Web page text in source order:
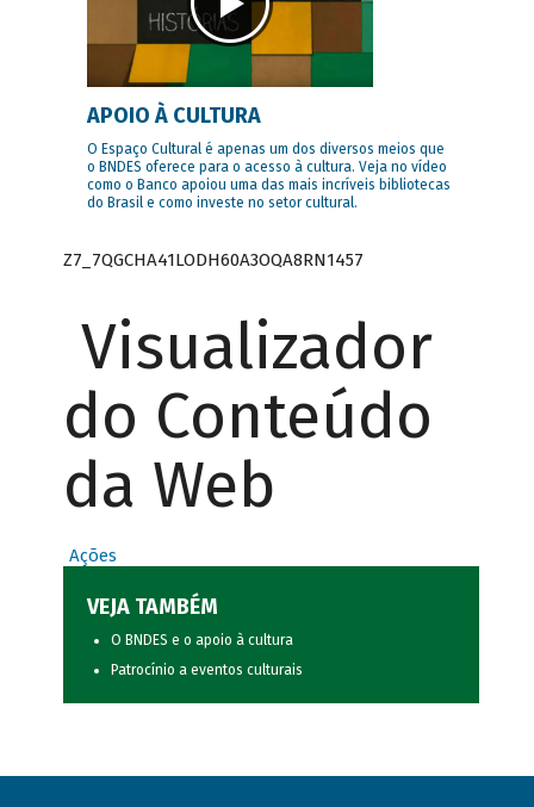
APOIO À CULTURA
O Espaço Cultural é apenas um dos diversos meios que
o BNDES oferece para o acesso à cultura. Veja no vídeo
como o Banco apoiou uma das mais incríveis bibliotecas
do Brasil e como investe no setor cultural.
Z7_7QGCHA41LODH60A3OQA8RN1457
Visualizador
do Conteúdo
da Web
Ações
VEJA TAMBÉM
O BNDES e o apoio à cultura
Patrocínio a eventos culturais